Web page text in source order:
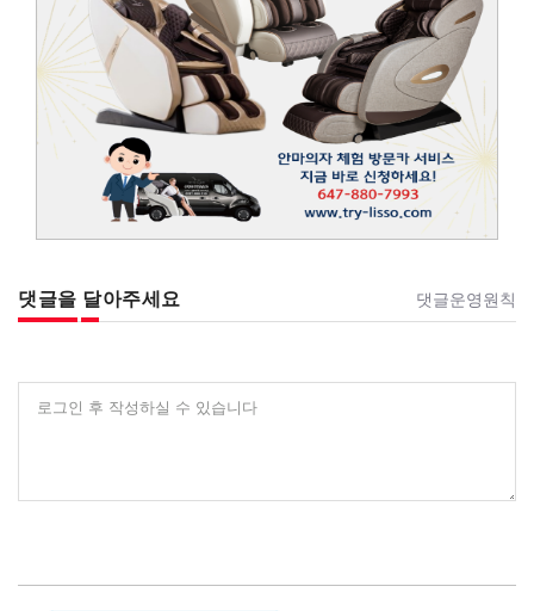
댓글을 달아주세요 댓글운영원칙
로그인 후 작성하실 수 있습니다